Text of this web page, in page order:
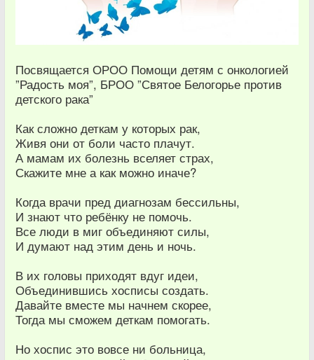
Посвящается ОРОО Помощи детям с онкологией
”Радость моя”, БРОО ”Святое Белогорье против
детского рака”
Как сложно деткам у которых рак,
Живя они от боли часто плачут.
А мамам их болезнь вселяет страх,
Скажите мне а как можно иначе?
Когда врачи пред диагнозам бессильны,
И знают что ребёнку не помочь.
Все люди в миг объединяют силы,
И думают над этим день и ночь.
В их головы приходят вдуг идеи,
Объединившись хосписы создать.
Давайте вместе мы начнем скорее,
Тогда мы сможем деткам помогать.
Но хоспис это вовсе ни больница,